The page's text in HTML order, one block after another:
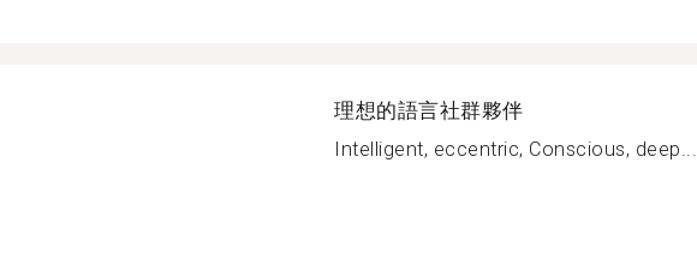
理想的語言社群夥伴
Intelligent, eccentric, Conscious, deep...